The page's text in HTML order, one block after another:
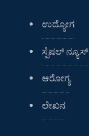
ಉದ್ಯೋಗ
ಸ್ಪೆಷಲ್ ನ್ಯೂಸ್
ಆರೋಗ್ಯ
ಲೇಖನ